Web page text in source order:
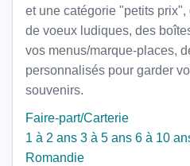
et une catégorie "petits
de voeux ludiques, des
vos menus/marque-places,
personnalisés pour garder
souvenirs.
Faire-part/Carterie
1 à 2 ans 3 à 5 ans 6 à 10
Romandie